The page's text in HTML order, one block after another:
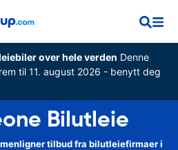
over hele verden Denne
til 11. august 2026 - benytt deg
Bilutleie
tilbud fra bilutleiefirmaer i